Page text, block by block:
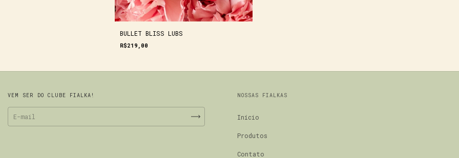
BULLET BLISS LUBS
R$219,00
VEM SER DO CLUBE FIALKA! NOSSAS FIALKAS
Início
Produtos
Contato